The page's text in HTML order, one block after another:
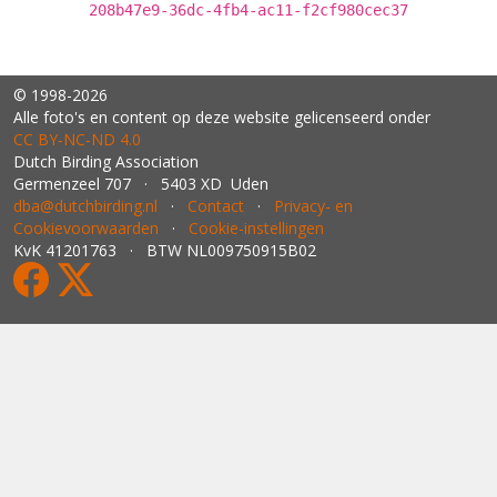
208b47e9-36dc-4fb4-ac11-f2cf980cec37
© 1998-2026
Alle foto's en content op deze website gelicenseerd onder
CC BY‑NC‑ND 4.0
Dutch Birding Association
Germenzeel 707 · 5403 XD Uden
dba@dutchbirding.nl · Contact · Privacy- en
Cookievoorwaarden · Cookie-instellingen
KvK 41201763 · BTW NL009750915B02